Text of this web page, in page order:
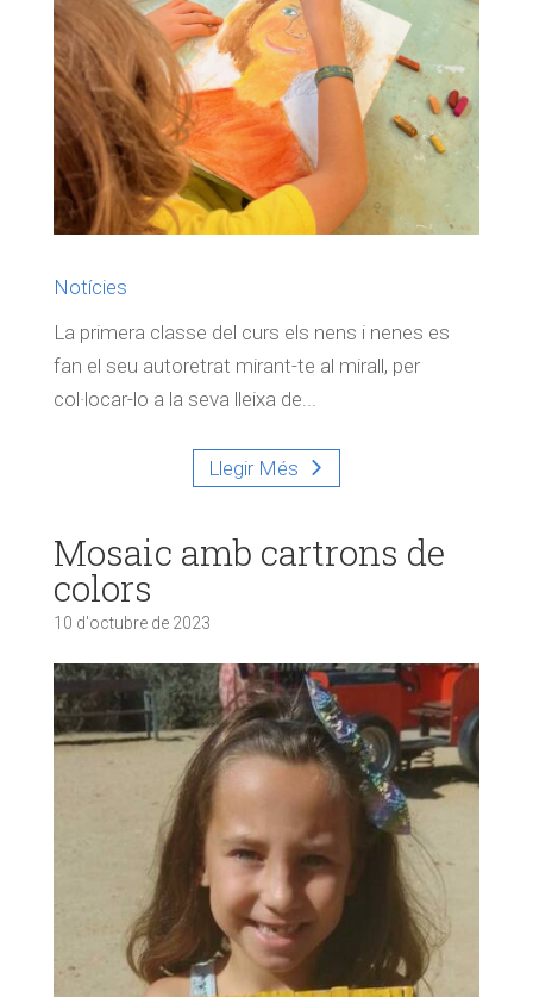
Notícies
La primera classe del curs els nens i nenes es
fan el seu autoretrat mirant-te al mirall, per
col·locar-lo a la seva lleixa de...
Llegir Més
Mosaic amb cartrons de
colors
10 d'octubre de 2023